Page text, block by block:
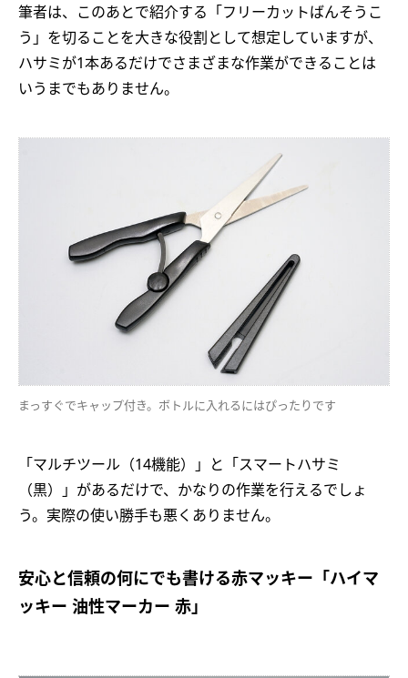
筆者は、このあとで紹介する「フリーカットばんそうこ
う」を切ることを大きな役割として想定していますが、
ハサミが1本あるだけでさまざまな作業ができることは
いうまでもありません。
まっすぐでキャップ付き。ボトルに入れるにはぴったりです
「マルチツール（14機能）」と「スマートハサミ
（黒）」があるだけで、かなりの作業を行えるでしょ
う。実際の使い勝手も悪くありません。
安心と信頼の何にでも書ける赤マッキー「ハイマ
ッキー 油性マーカー 赤」